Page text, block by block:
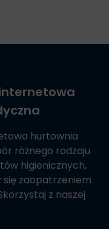
hurtownia
różnego rodzaju
higienicznych,
się zaopatrzeniem
z naszej